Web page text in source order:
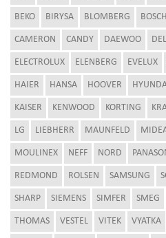
BEKO BIRYSA BLOMBERG BOSCH
CAMERON CANDY DAEWOO
ELECTROLUX ELENBERG EVELUX
HAIER HANSA HOOVER
KAISER KENWOOD KORTING
LG LIEBHERR MAUNFELD
MOULINEX NEFF NORD
REDMOND ROLSEN SAMSUNG
SHARP SIEMENS SIMFER SMEG
THOMAS VESTEL VITEK VYATKA